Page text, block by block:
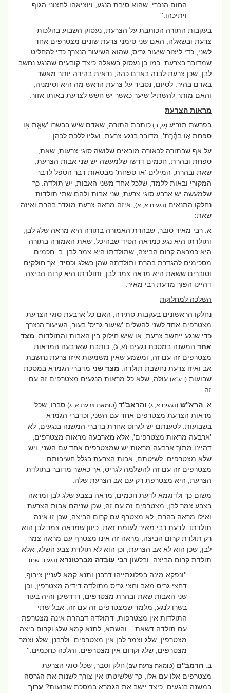
החום הנכרי, שהוא סיבת הנגע, ויוציאהו לחצוני הגוף
ויתיכהו.''
בעקבות התורה הכותבת על הצרעת, נעסוק השבוע בהלכות
צרעת ובשאלה, האם שני סימני צרעת שונים מצטרפים אחד
לשני, כדי ליצור שיעור גריס, שהוא השיעור הנצרך כדי להחליט
שמדובר בצרעת.כמו כן נעסוק בשאלה כיצד קובעים שהנגע נחשב
לבן, שכן צרעת לבנה באדם כהה, נראית בהירה יותר מאשר
באדם בהיר. לסיום, נסביר על צרעת הראש מה היא וסימניה,
והאם מותר להשתיל שיער כאשר יש חשש לצרעת באותו אזור.
מראות הצרעת
בפרשת תזריע(יג, ב) כותבת התורה, שאדם שיש בבשרו 'שְׂאֵ֤ת אֽוֹ
סַפַּ֙חַת֙ א֣וֹ בַהֶ֔רֶת', מדובר בנגע צרעת, ועליו ללכת לכהן:
על אף שבתורה לכאורה מובאים שלושה סוגי צרעות, שאת,
ספחת ובהרת, חכמים דרשו שלמעשה יש שני אבות הצרעת,
שאת ובהרת, המילים 'או ספחת' מבטאות דבר הטפל לדבר
המקורי ובאות ללמד, שלכל אחד משני האבות, יש תולדה. כך
שלמעשה יש ארבע סוגי צרעת, שני אבות ולהם שתי תולדות.
נחלקו התנאים(נגעים א, א) , איזה מראה צרעת מוגדר בהרת ואיזה
שאת:
א. רבי מאיר סובר, שבהרת האמורה בתורה היא מראה שלג לבן,
ותולדתו היא נגע כמראה הסיד שבהיכל. שאת האמורה בתורה
היא כמראה קרום הביצה, שתולדתו היא צמר לבן. ב. חכמים
מסכימים להגדרת בהרת ותולדתה שהן כשלג וכסיד, אך חולקים
וסוברים ששאת היא מראה צמר לבן, ותולדתו היא קרום הביצה,
דהיינו הפוך מדעת רבי מאיר.
השלכה למחלוקת
נחלקו הראשונים בעקבות סתירה, האם כל ארבעת סוגי הצרעת
מצטרפים אחד לשני להשלים 'שיעור גריס' בעור, השיעור הנצרך
כדי שנגע ייחשב צרעת, או שיש חילוק בין האבות והתולדות.מצד
אחדהמשנה במסכת נגעים(א, ג) , כותבת שארבעה המראות
מצטרפים זה עם זה, ומשמע שאין משמעות איזו צרעת נחשבת
אב ואיזו צרעת נחשבת תולדה.מצד שנימדברי הגמרא במסכת
שבועות(ו ע''א)עולה, שלא כל מראות הנגעים מצטרפים זה עם
זה:
א.הרא''ש(נגעים א, ג) והראב''ד (טומאת צרעת א, ג) סברו, שכל
מראות הצרעת מצטרפים אחד עם השני, וכדברי הגמרא
בשבועות. לטענתם יש לגרוס אחרת בדברי המשנה בנגעים, לא
'ארבעה מראות מצטרפים', אלאמארבעה מראות מצטרפים,
דהיינו מתוך ארבעה מראות יש שמצטרפים אחד עם השני, ויש
שלא מצטרפים. לשיטתם, אבות הצרעת בגלל חשיבותם
מצטרפים זה עם זה להשלמה לגריס, אך כאשר מדובר בתולדת
הצרעת, היא מצטרפת רק עם אב הצרעת שלה.
משום כך ולדוגמא לדעת חכמים, מראה בצבע שלג לבן ומראה
בצבע צמר לבן, מצטרפים זה עם זה, שכן שניהם אבות הצרעת.
ואילו מראה בהרת, לא מצטרף עם קרום הביצה, שכן זו אינה
תולדתו. לדעת רבי מאיר לעומת זאת, כיוון שמראה צמר לבן הוא
רק תולדת קרום הביצה, מראה זה אינו מצטרף עם מראה צמר
לבן, שכן הוא לא אב הצרעת, וכן הוא לא תולדת צבע השלג, אלא
תולדת קרום הביצה. ובלשוןרבי עובדה מברטונרא (נגעים שם):
''ונפקא מינה בפלוגתייהו דרבנן ותנא קמא לעניין צירוף,
דחצי גריס מאב וחצי גריס מתולדה דידיה מצטרפין, וכן
שני האבות שאת ובהרת מצטרפים, דדרשינן והיה בעור
בשרו לנגע, מלמד שמצטרפים זה עם זה. אבל שתי
התולדות אין מצטרפות, דתולדה דבהרת אינה מצטרפת
עם תולדה דשאת... והשתא, לתנא קמא שלג וקרום ביצה
מצטרפין, שלג וצמר לבן אין מצטרפים. ולרבנן, שלג וצמר
מצטרפים, שלג וקרום אין מצטרפים. והלכה כחכמים.''
ב.הרמב''ם (טומאת צרעת שם)חלק וסבר, שכל סוגי הצרעת
מצטרפים אלו עם אלו, כך שלשיטתו אין צורך לשנות את הגרסה
במשנה בנגעים. כיצד יישב את הגמרא במסכת שבועות?ערוך